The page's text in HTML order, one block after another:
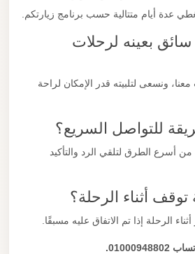
عدة أيام متتالية حسب برنامج زيارتكم.
بعينه لرحلات
ونسعى لتلبيته قدر الإمكان لراحة
للتواصل السريع؟
أسرع الطرق لتلقي الرد والتأكيد
أثناء الرحلة؟
الرحلة إذا تم الاتفاق عليه مسبقًا.